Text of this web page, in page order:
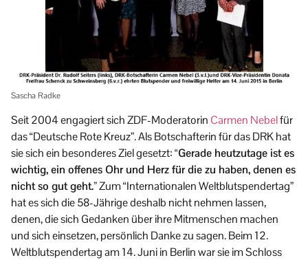
Sascha Radke
Seit 2004 engagiert sich ZDF-Moderatorin Carmen Nebelfür
das “Deutsche Rote Kreuz”. Als Botschafterin für das DRK hat
sie sich ein besonderes Ziel gesetzt:“Gerade heutzutage ist es
wichtig, ein offenes Ohr und Herz für die zu haben, denen es
nicht so gut geht.”Zum “Internationalen Weltblutspendertag”
hat es sich die 58-Jährige deshalb nicht nehmen lassen,
denen, die sich Gedanken über ihre Mitmenschen machen
und sich einsetzen, persönlich Danke zu sagen. Beim 12.
Weltblutspendertag am 14. Juni in Berlin war sie im Schloss